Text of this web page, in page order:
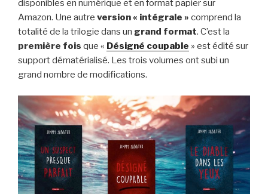
disponibles en numérique et en format papier sur
Amazon. Une autre version « intégrale » comprend la
totalité de la trilogie dans un grand format. C’est la
première fois que « Désigné coupable » est édité sur
support dématérialisé. Les trois volumes ont subi un
grand nombre de modifications.